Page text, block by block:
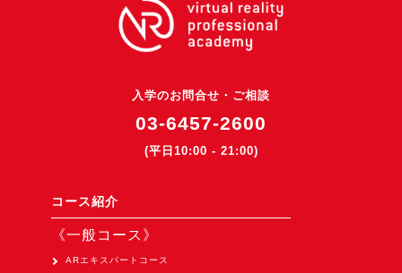
《最新プロダクト》
超体験★販促システム『XR Showcase Hub』2025年4月発売
バーチャルイベントプラットフォーム『MetaLiveStage』2025年
3D空間キャプチャーアプリ『Qoocan』
製造現場を革新する！『XR Worksupport Hub』開発中
>XR Museum『Artlogue』開発中
《企業研修》
入学のお問合せ・ご相談
03-6457-2600
(平日10:00 - 21:00)
コース紹介
《一般コース》
ARエキスパートコース